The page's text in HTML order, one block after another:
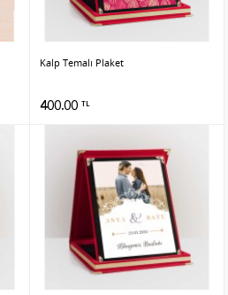
Kalp Temalı Plaket
400.00 TL